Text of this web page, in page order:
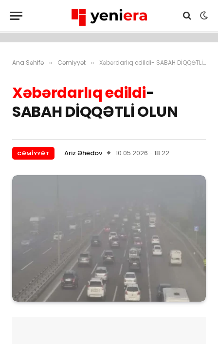
Ana Səhifə » Cəmiyyət » Xəbərdarlıq edildi- SABAH DİQQƏTLİ OLUN
Xəbərdarlıq edildi-
SABAH DİQQƏTLİ OLUN
CƏMIYYƏT Ariz Əhədov 10.05.2026 - 18:22